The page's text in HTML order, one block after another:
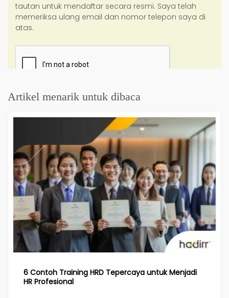
Artikel menarik untuk dibaca
6 Contoh Training HRD Tepercaya untuk Menjadi
HR Profesional